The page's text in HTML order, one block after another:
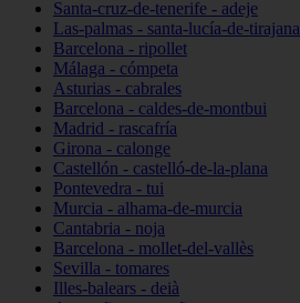
Santa-cruz-de-tenerife - adeje
Las-palmas - santa-lucía-de-tirajana
Barcelona - ripollet
Málaga - cómpeta
Asturias - cabrales
Barcelona - caldes-de-montbui
Madrid - rascafría
Girona - calonge
Castellón - castelló-de-la-plana
Pontevedra - tui
Murcia - alhama-de-murcia
Cantabria - noja
Barcelona - mollet-del-vallès
Sevilla - tomares
Illes-balears - deià